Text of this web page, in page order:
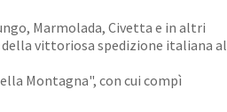
Marmolada, Civetta e in altri
vittoriosa spedizione italiana al
Montagna", con cui compì